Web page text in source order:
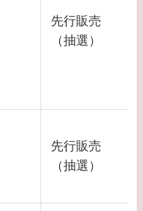
先行販売
（抽選）
先行販売
（抽選）